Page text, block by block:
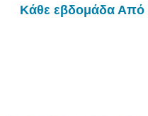
Κάθε εβδομάδα Από